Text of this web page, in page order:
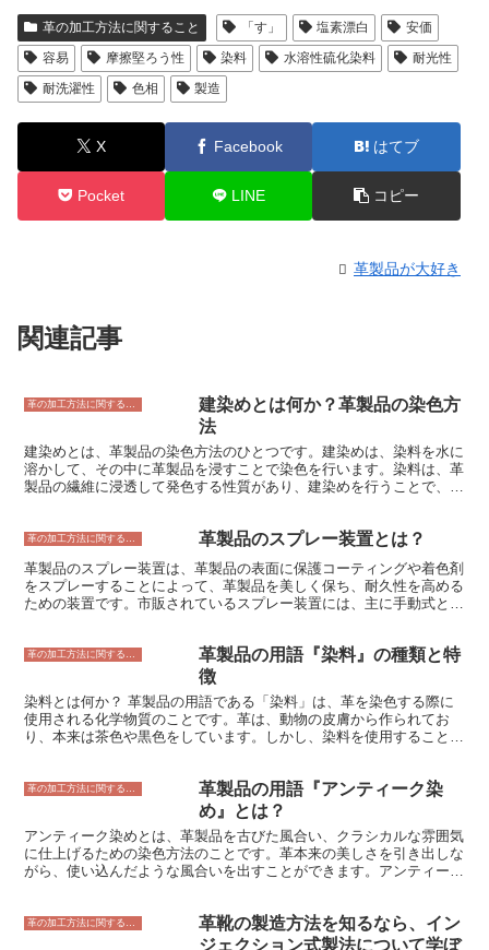
革の加工方法に関すること 「す」 塩素漂白
安価
容易
摩擦堅ろう性 染料 水溶性硫化染料
耐光性
耐洗濯性
色相 製造
X Facebook はてブ
Pocket LINE コピー
革製品が大好き
関連記事
建染めとは何か？革製品の染色方
法
建染めとは、革製品の染色方法のひとつです。建染めは、染料を水に
溶かして、その中に革製品を浸すことで染色を行います。染料は、革
製品の繊維に浸透して発色する性質があり、建染めを行うことで、革
製品をさまざまな色に染めることができ、また、染料の濃度を調整す
製品に防水効果を与えるため、革製品の耐久性を高める効果もありま
す。
革製品のスプレー装置とは？
革製品のスプレー装置は、革製品の表面に保護コーティングや着色剤
をスプレーすることによって、革製品を美しく保ち、耐久性を高める
ための装置です。市販されているスプレー装置には、主に手動式と電
スプレー装置は、モーターの力でスプレー液を噴射させる仕組みにな
も安価でコンパクトなため、家庭用として広く普及しています。電動
式のスプレー装置は、手動式のスプレー装置よりも高価ですが、均一
にスプレー液を噴射することができるため、プロユースとして活用さ
れています。 革製品にスプレーコーティングを施すことで、革製品
ーコーティングを施すことで、革製品の色あせを防ぎ、美しさを保つ
ことができます。
革の加工方法に関すること
革製品の用語『染料』の種類と特
徴
染料とは何か？ 革製品の用語である「染料」は、革を染色する際に
使用される化学物質のことです。革は、動物の皮膚から作られてお
り、本来は茶色や黒色をしています。しかし、染料を使用すること
料」です。もう1つは、革の表面に付着して染色する「表面染料」で
くく、耐久性に優れています。しかし、染色が難しく、ムラになりや
すいというデメリットもあります。 一方、表面染料は、革の表面に
付着するだけなので、染色が簡単で、ムラになりにくいというメリッ
トがあります。しかし、色落ちしやすく、耐久性に劣るというデメリ
入する際の参考にしていただけます。
革製品の用語『アンティーク染
め』とは？
アンティーク染めとは、革製品を古びた風合い、クラシカルな雰囲気
に仕上げるための染色方法のことです。革本来の美しさを引き出しな
がら、使い込んだような風合いを出すことができます。アンティーク
法が用いられます。一般的によく知られている方法のひとつが、革の
表面をやすりで削り、古びた風合いを出す方法です。また、革を染料
革靴の製造方法を知るなら、イン
ジェクション式製法について学ぼ